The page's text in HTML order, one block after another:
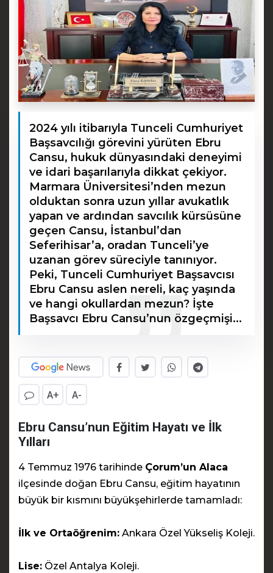
2024 yılı itibarıyla Tunceli Cumhuriyet
Başsavcılığı görevini yürüten Ebru
Cansu, hukuk dünyasındaki deneyimi
ve idari başarılarıyla dikkat çekiyor.
Marmara Üniversitesi’nden mezun
olduktan sonra uzun yıllar avukatlık
yapan ve ardından savcılık kürsüsüne
geçen Cansu, İstanbul’dan
Seferihisar’a, oradan Tunceli’ye
uzanan görev süreciyle tanınıyor.
Peki, Tunceli Cumhuriyet Başsavcısı
Ebru Cansu aslen nereli, kaç yaşında
ve hangi okullardan mezun? İşte
Başsavcı Ebru Cansu’nun özgeçmişi...
A+ A-
Ebru Cansu’nun Eğitim Hayatı ve İlk
Yılları
4 Temmuz 1976 tarihinde Çorum’un Alaca
ilçesinde doğan Ebru Cansu, eğitim hayatının
büyük bir kısmını büyükşehirlerde tamamladı:
İlk ve Ortaöğrenim: Ankara Özel Yükseliş Koleji.
Lise: Özel Antalya Koleji.